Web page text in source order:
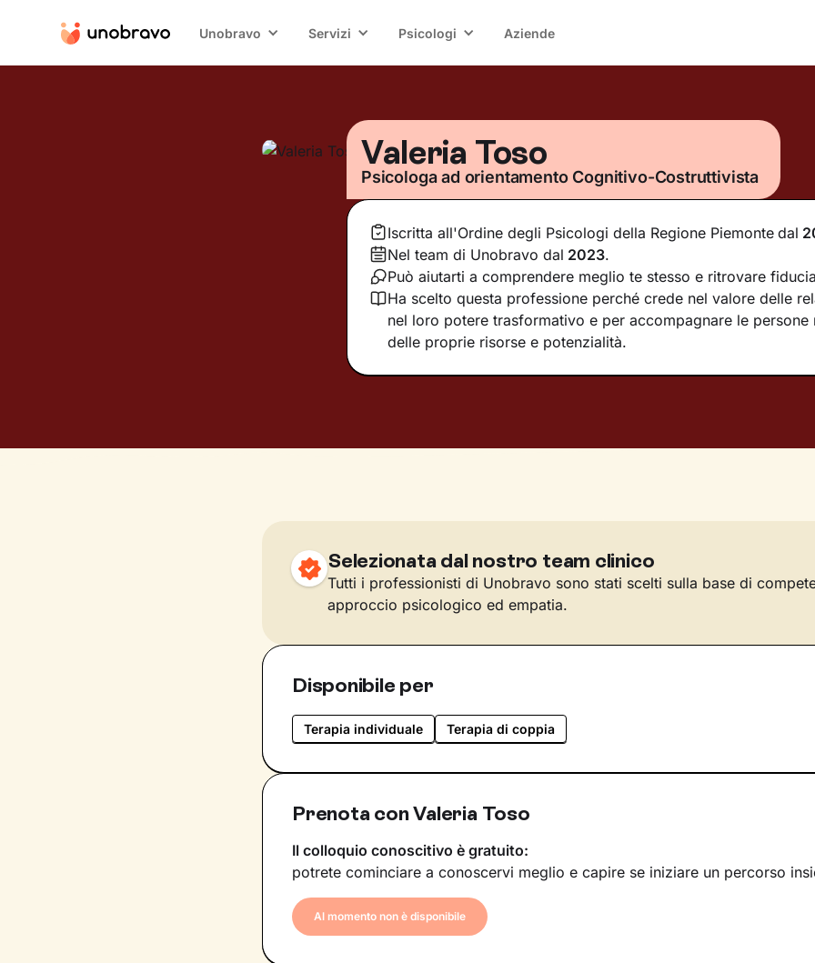
Unobravo Servizi Psicologi Aziende
Valeria Toso
Psicologa ad orientamento Cognitivo-Costruttivista
Iscritta all'Ordine degli Psicologi della Regione Piemonte dal
Nel team di Unobravo dal 2023.
Può aiutarti a comprendere meglio te stesso e ritrovare
Ha scelto questa professione perché crede nel valore delle
nel loro potere trasformativo e per accompagnare le persone
delle proprie risorse e potenzialità.
Selezionata dal nostro team clinico
Tutti i professionisti di Unobravo sono stati scelti sulla base di
approccio psicologico ed empatia.
Disponibile per
Terapia individuale Terapia di coppia
Prenota con Valeria Toso
Il colloquio conoscitivo è gratuito:
potrete cominciare a conoscervi meglio e capire se iniziare un percorso
Al momento non è disponibile